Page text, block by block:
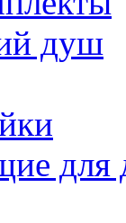
душ
для